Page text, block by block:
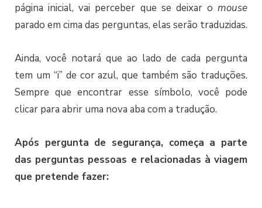
página inicial, vai perceber que se deixar o mouse
parado em cima das perguntas, elas serão traduzidas.
Ainda, você notará que ao lado de cada pergunta
tem um “i” de cor azul, que também são traduções.
Sempre que encontrar esse símbolo, você pode
clicar para abrir uma nova aba com a tradução.
Após pergunta de segurança, começa a parte
das perguntas pessoas e relacionadas à viagem
que pretende fazer: